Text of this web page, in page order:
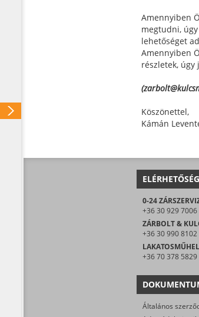
Amennyiben
megtudni,
lehetőséget
Amennyiben
részletek, úgy
Köszönettel,
Kámán
0-24
+36 30 929 7006
ZÁRBOLT &
+36 30 990 8102
+36 70 378 5829